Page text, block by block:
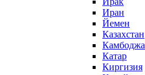
Иран
Йемен
Казахстан
Камбоджа
Катар
Киргизия